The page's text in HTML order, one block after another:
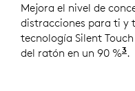
Mejora el nivel de
distracciones para ti y
tecnología Silent
del ratón en un 90 %3.